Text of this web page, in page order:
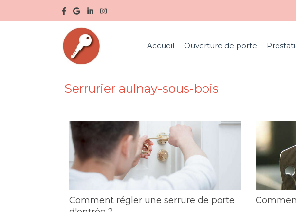
Accueil Ouverture de porte
Serrurier aulnay-sous-bois
Comment régler une serrure de porte